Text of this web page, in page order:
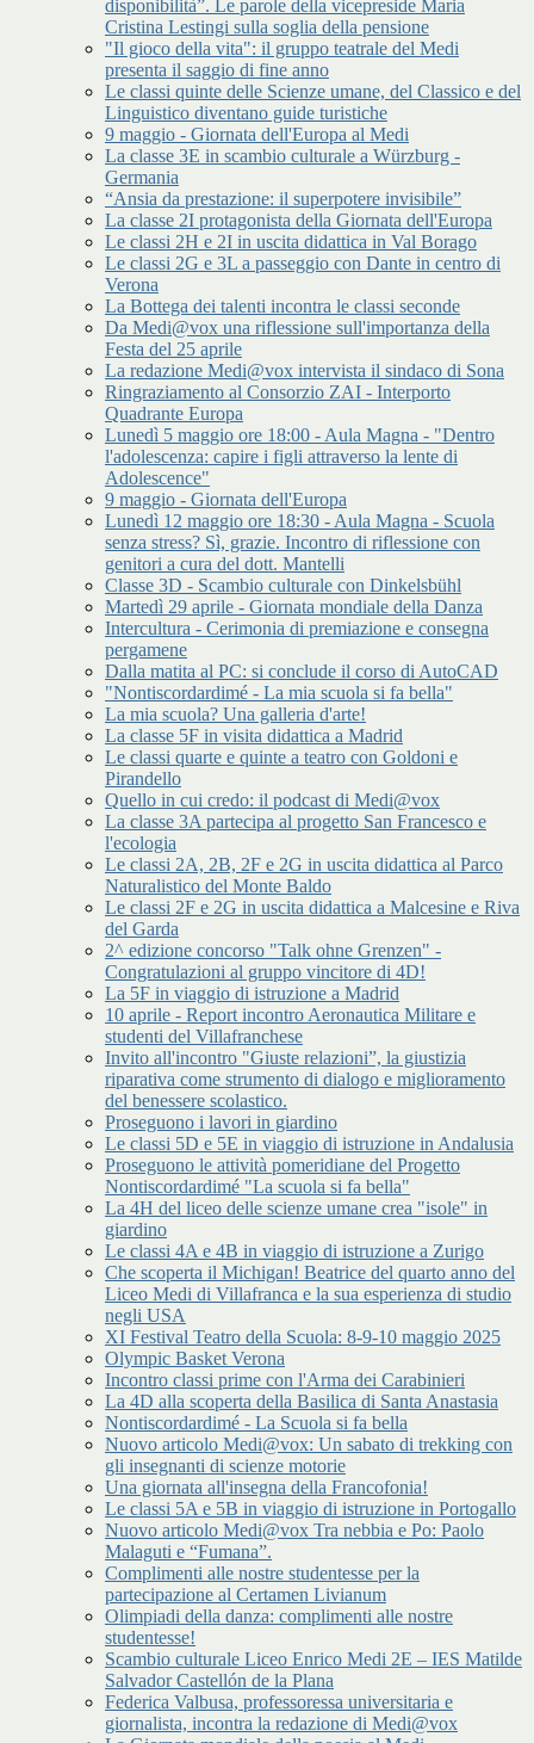
disponibilità”. Le parole della vicepreside Maria
Cristina Lestingi sulla soglia della pensione
"Il gioco della vita": il gruppo teatrale del Medi
presenta il saggio di fine anno
Le classi quinte delle Scienze umane, del Classico e del
Linguistico diventano guide turistiche
9 maggio - Giornata dell'Europa al Medi
La classe 3E in scambio culturale a Würzburg -
Germania
“Ansia da prestazione: il superpotere invisibile”
La classe 2I protagonista della Giornata dell'Europa
Le classi 2H e 2I in uscita didattica in Val Borago
Le classi 2G e 3L a passeggio con Dante in centro di
Verona
La Bottega dei talenti incontra le classi seconde
Da Medi@vox una riflessione sull'importanza della
Festa del 25 aprile
La redazione Medi@vox intervista il sindaco di Sona
Ringraziamento al Consorzio ZAI - Interporto
Quadrante Europa
Lunedì 5 maggio ore 18:00 - Aula Magna - "Dentro
l'adolescenza: capire i figli attraverso la lente di
Adolescence"
9 maggio - Giornata dell'Europa
Lunedì 12 maggio ore 18:30 - Aula Magna - Scuola
senza stress? Sì, grazie. Incontro di riflessione con
genitori a cura del dott. Mantelli
Classe 3D - Scambio culturale con Dinkelsbühl
Martedì 29 aprile - Giornata mondiale della Danza
Intercultura - Cerimonia di premiazione e consegna
pergamene
Dalla matita al PC: si conclude il corso di AutoCAD
"Nontiscordardimé - La mia scuola si fa bella"
La mia scuola? Una galleria d'arte!
La classe 5F in visita didattica a Madrid
Le classi quarte e quinte a teatro con Goldoni e
Pirandello
Quello in cui credo: il podcast di Medi@vox
La classe 3A partecipa al progetto San Francesco e
l'ecologia
Le classi 2A, 2B, 2F e 2G in uscita didattica al Parco
Naturalistico del Monte Baldo
Le classi 2F e 2G in uscita didattica a Malcesine e Riva
del Garda
2^ edizione concorso "Talk ohne Grenzen" -
Congratulazioni al gruppo vincitore di 4D!
La 5F in viaggio di istruzione a Madrid
10 aprile - Report incontro Aeronautica Militare e
studenti del Villafranchese
Invito all'incontro "Giuste relazioni”, la giustizia
riparativa come strumento di dialogo e miglioramento
del benessere scolastico.
Proseguono i lavori in giardino
Le classi 5D e 5E in viaggio di istruzione in Andalusia
Proseguono le attività pomeridiane del Progetto
Nontiscordardimé "La scuola si fa bella"
La 4H del liceo delle scienze umane crea "isole" in
giardino
Le classi 4A e 4B in viaggio di istruzione a Zurigo
Che scoperta il Michigan! Beatrice del quarto anno del
Liceo Medi di Villafranca e la sua esperienza di studio
negli USA
XI Festival Teatro della Scuola: 8-9-10 maggio 2025
Olympic Basket Verona
Incontro classi prime con l'Arma dei Carabinieri
La 4D alla scoperta della Basilica di Santa Anastasia
Nontiscordardimé - La Scuola si fa bella
Nuovo articolo Medi@vox: Un sabato di trekking con
gli insegnanti di scienze motorie
Una giornata all'insegna della Francofonia!
Le classi 5A e 5B in viaggio di istruzione in Portogallo
Nuovo articolo Medi@vox Tra nebbia e Po: Paolo
Malaguti e “Fumana”.
Complimenti alle nostre studentesse per la
partecipazione al Certamen Livianum
Olimpiadi della danza: complimenti alle nostre
studentesse!
Scambio culturale Liceo Enrico Medi 2E – IES Matilde
Salvador Castellón de la Plana
Federica Valbusa, professoressa universitaria e
giornalista, incontra la redazione di Medi@vox